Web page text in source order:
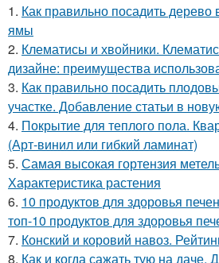
1. Как правильно посадить дерево
ямы
2. Клематисы и хвойники.
дизайне: преимущества
3. Как правильно посадить
участке. Добавление статьи в
4. Покрытие для теплого пола.
(Арт-винил или гибкий ламинат)
5. Самая высокая гортензия
Характеристика растения
6. 10 продуктов для здоровья
топ-10 продуктов для здоровья
7. Конский и коровий навоз.
8. Как и когда сажать тую на даче.